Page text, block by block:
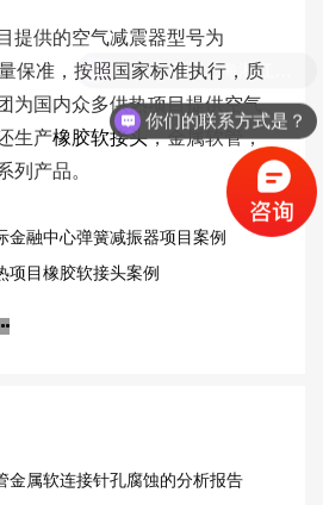
提供的空气减震器型号为
保准，按照国家标准执行，质
为国内众多供热项目提供空气
生产橡胶软接头，金属软管，
列产品。
金融中心弹簧减振器项目案例
项目橡胶软接头案例
金属软连接针孔腐蚀的分析报告
你们的联系方式是？